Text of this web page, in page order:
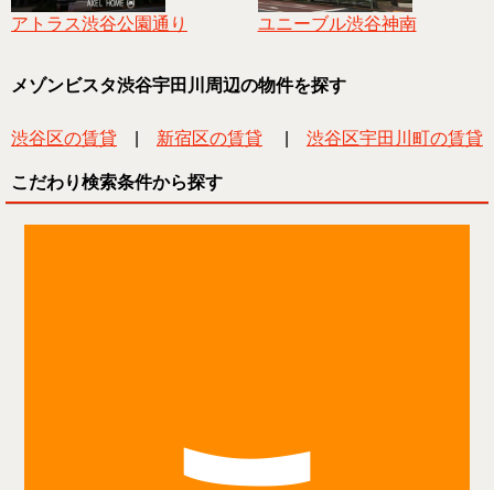
アトラス渋谷公園通り ユニーブル渋谷神南
メゾンビスタ渋谷宇田川周辺の物件を探す
渋谷区の賃貸 新宿区の賃貸 渋谷区宇田川町の賃貸
こだわり検索条件から探す